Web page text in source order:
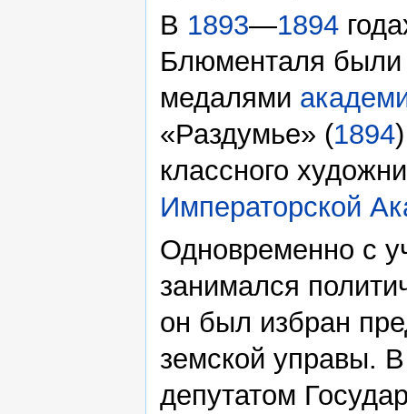
В 1893—1894
Блюменталя
медалями
«Раздумье» (1894
классного
Императорской
Одновременно с
занимался
он был избран
земской управы.
депутатом